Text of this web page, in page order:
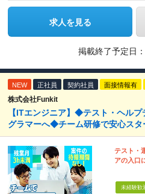
求人を見る
掲載終了予定日：
NEW 正社員 契約社員 面接情報有
株式会社Funkit
【ITエンジニア】◆テスト・ヘル
グラマーへ◆チーム研修で安心ス
テスト・
アの入口
未経験歓